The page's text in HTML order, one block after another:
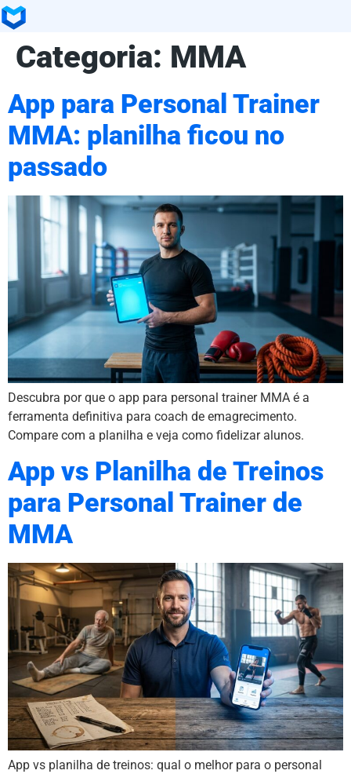
Categoria: MMA
App para Personal Trainer
MMA: planilha ficou no
passado
Descubra por que o app para personal trainer MMA é a
ferramenta definitiva para coach de emagrecimento.
Compare com a planilha e veja como fidelizar alunos.
App vs Planilha de Treinos
para Personal Trainer de
MMA
App vs planilha de treinos: qual o melhor para o personal